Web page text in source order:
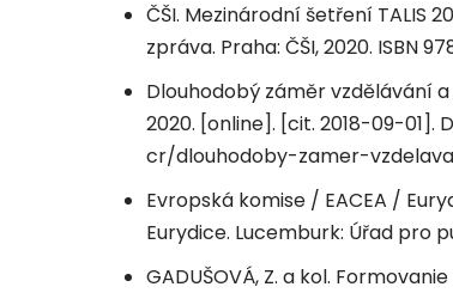
ČŠI. Mezinárodní šetření TALIS
zpráva. Praha: ČŠI, 2020. ISBN
Dlouhodobý záměr vzdělávání
2020. [online]. [cit. 2018-09-
cr/dlouhodoby-zamer-
Evropská komise / EACEA /
Eurydice. Lucemburk: Úřad pro
GADUŠOVÁ, Z. a kol.